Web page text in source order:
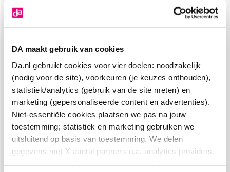
DA maakt gebruik van cookies
Da.nl gebruikt cookies voor vier doelen: noodzakelijk
(nodig voor de site), voorkeuren (je keuzes onthouden),
statistiek/analytics (gebruik van de site meten) en
marketing (gepersonaliseerde content en advertenties).
Niet-essentiële cookies plaatsen we pas na jouw
toestemming; statistiek en marketing gebruiken we
uitsluitend op basis van toestemming. We delen
gegevens met X aantal partners o.a. analytics providers,
8.6 uit4.106 reviews
Over DA
Klantenservice
Assortiment
VolgDAop: